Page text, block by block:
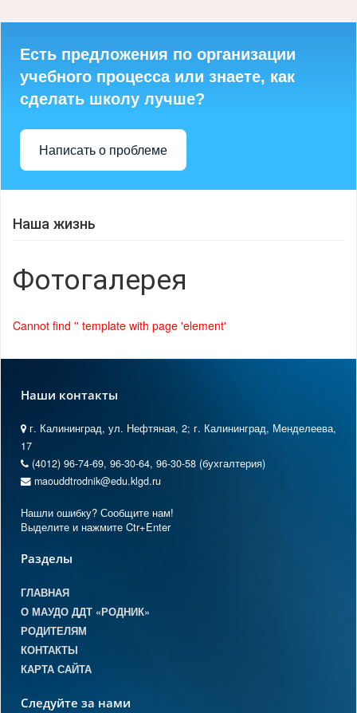
Есть предложения по организации
учебного процесса или знаете, как
сделать школу лучше?
Написать о проблеме
Наша жизнь
Фотогалерея
Cannot find '' template with page 'element'
Наши контакты
г. Калининград, ул. Нефтяная, 2; г. Калининград, Менделеева,
17
(4012) 96-74-69, 96-30-64, 96-30-58 (бухгалтерия)
maouddtrodnik@edu.klgd.ru
Нашли ошибку? Сообщите нам!
Выделите и нажмите Ctr+Enter
Разделы
ГЛАВНАЯ
О МАУДО ДДТ «РОДНИК»
РОДИТЕЛЯМ
КОНТАКТЫ
КАРТА САЙТА
Следуйте за нами